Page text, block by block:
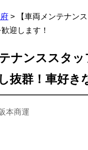
>
【車両メンテナン
迎します！
テナンススタ
抜群！車好き
本商運